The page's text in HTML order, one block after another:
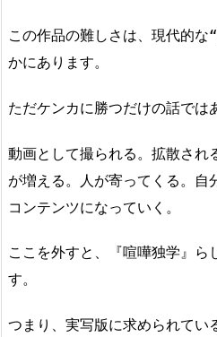
この作品の難しさは、現代的な
かにあります。
ただケンカに勝つだけの話では
動画として撮られる。拡散され
が増える。人が寄ってくる。自
コンテンツになっていく。
ここを外すと、『喧嘩独学』ら
す。
つまり、実写版に求められてい